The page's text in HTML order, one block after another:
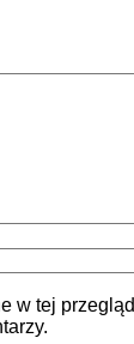
w tej